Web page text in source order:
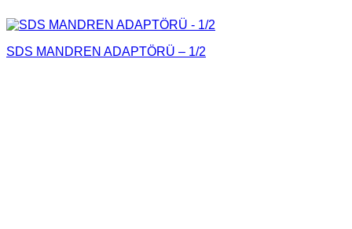
SDS MANDREN ADAPTÖRÜ – 1/2